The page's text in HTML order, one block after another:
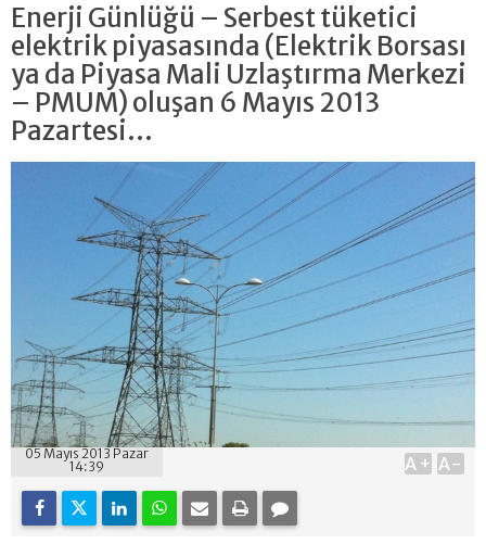
Enerji Günlüğü – Serbest tüketici
elektrik piyasasında (Elektrik Borsası
ya da Piyasa Mali Uzlaştırma Merkezi
– PMUM) oluşan 6 Mayıs 2013
Pazartesi...
05 Mayıs 2013 Pazar
14:39
A+ A-